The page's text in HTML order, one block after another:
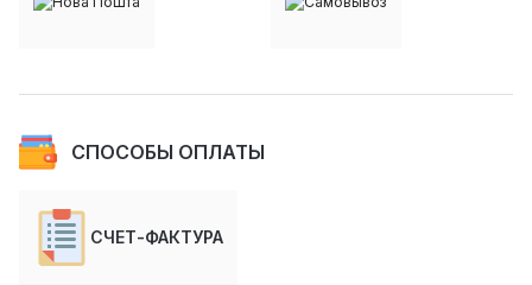
СПОСОБЫ ОПЛАТЫ
СЧЕТ-ФАКТУРА